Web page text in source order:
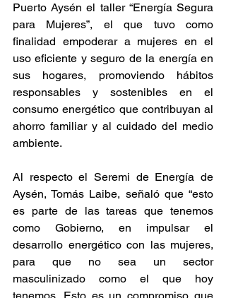
Puerto Aysén el taller “Energía Segura
para Mujeres”, el que tuvo como
finalidad empoderar a mujeres en el
uso eficiente y seguro de la energía en
sus hogares, promoviendo hábitos
responsables y sostenibles en el
consumo energético que contribuyan al
ahorro familiar y al cuidado del medio
ambiente.
Al respecto el Seremi de Energía de
Aysén, Tomás Laibe, señaló que “esto
es parte de las tareas que tenemos
como Gobierno, en impulsar el
desarrollo energético con las mujeres,
para que no sea un sector
masculinizado como el que hoy